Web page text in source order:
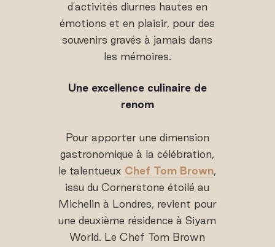
d'activités diurnes hautes en
émotions et en plaisir, pour des
souvenirs gravés à jamais dans
les mémoires.
Une excellence culinaire de
renom
Pour apporter une dimension
gastronomique à la célébration,
le talentueux Chef Tom Brown,
issu du Cornerstone étoilé au
Michelin à Londres, revient pour
une deuxième résidence à Siyam
World. Le Chef Tom Brown